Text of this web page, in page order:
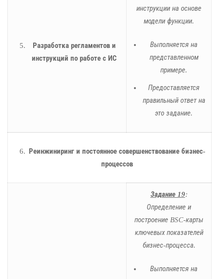
Разработка регламентов и
инструкций по работе с ИС
инструкции на основе
модели функции.
Выполняется на
представленном
примере.
Предоставляется
правильный ответ на
это задание.
Реинжиниринг и постоянное совершенствование бизнес-
процессов
Задание 19:
Определение и
построение BSC-карты
ключевых показателей
бизнес-процесса.
Выполняется на